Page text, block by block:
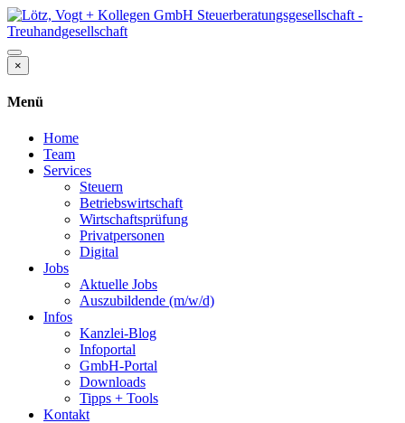
×
Menü
Home
Team
Services
Steuern
Betriebswirtschaft
Wirtschaftsprüfung
Privatpersonen
Digital
Jobs
Aktuelle Jobs
Auszubildende (m/w/d)
Infos
Kanzlei-Blog
Infoportal
GmbH-Portal
Downloads
Tipps + Tools
Kontakt